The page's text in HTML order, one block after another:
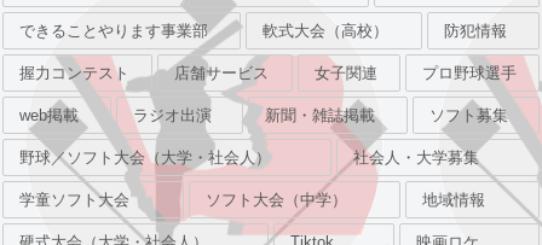
できることやります事業部 軟式大会（高校） 防犯情報
握力コンテスト 店舗サービス 女子関連 プロ野球選手
web掲載 ラジオ出演 新聞・雑誌掲載 ソフト募集
野球／ソフト大会（大学・社会人） 社会人・大学募集
学童ソフト大会 ソフト大会（中学） 地域情報